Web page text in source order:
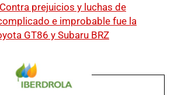
Contra prejuicios y luchas de
e improbable fue la
GT86 y Subaru BRZ